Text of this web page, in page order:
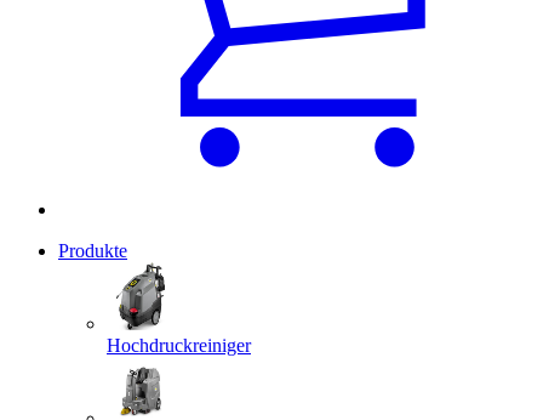
Produkte
Hochdruckreiniger